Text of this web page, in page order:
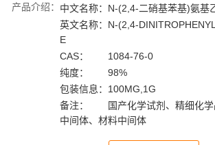
产品介绍： 中文名称： N-(2,4-二硝基苯基)氨基
英文名称： N-(2,4-
E
CAS：
1084-76-0
纯度：
98%
包装信息： 100MG,1G
备注：
国产化学试剂、精细化
中间体、材料中间体